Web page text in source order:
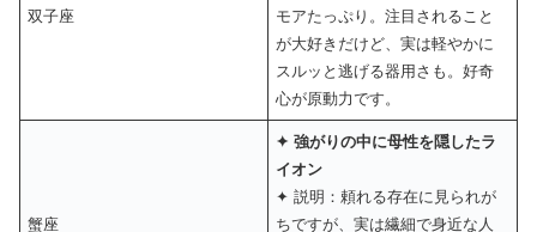
双子座
モアたっぷり。注目されること
が大好きだけど、実は軽やかに
スルッと逃げる器用さも。好奇
心が原動力です。
蟹座
✦ 強がりの中に母性を隠したラ
イオン
✦ 説明：頼れる存在に見られが
ちですが、実は繊細で身近な人